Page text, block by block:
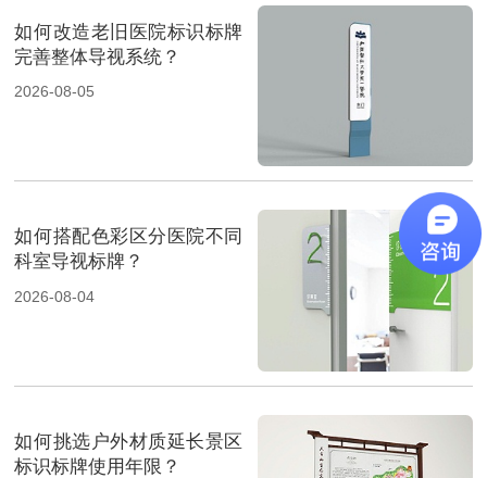
如何改造老旧医院标识标牌
完善整体导视系统？
2026-08-05
如何搭配色彩区分医院不同
科室导视标牌？
2026-08-04
如何挑选户外材质延长景区
标识标牌使用年限？